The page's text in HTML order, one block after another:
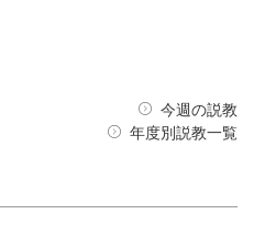
今週の説教
年度別説教一覧